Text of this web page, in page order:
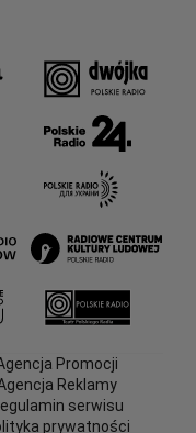
Promocji
Reklamy
serwisu
prywatności